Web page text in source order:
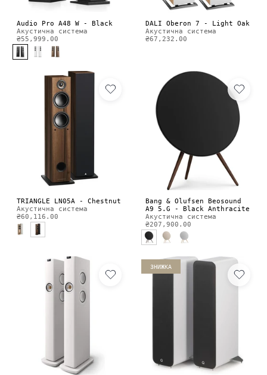
Audio Pro A48 W - Black
Акустична система
₴55,999.00
DALI Oberon 7 - Light Oak
Акустична система
₴67,232.00
TRIANGLE LN05A - Chestnut
Акустична система
₴60,116.00
Bang & Olufsen Beosound
A9 5.G - Black Anthracite
Акустична система
₴207,900.00
ЗНИЖКА